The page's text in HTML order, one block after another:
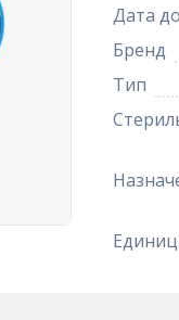
Дата
Бренд
Тип